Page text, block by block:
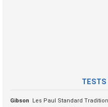
TESTS
Gibson
Les Paul Standard